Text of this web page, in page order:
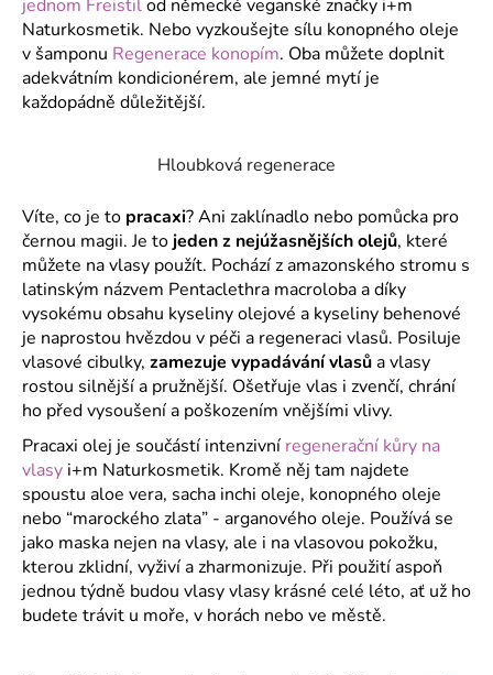
jednom Freistilod německé veganské značky i+m
Naturkosmetik. Nebo vyzkoušejte sílu konopného oleje
v šamponu Regenerace konopím. Oba můžete doplnit
adekvátním kondicionérem, ale jemné mytí je
každopádně důležitější.
Hloubková regenerace
Víte, co je to pracaxi? Ani zaklínadlo nebo pomůcka pro
černou magii. Je to jeden z nejúžasnějších olejů, které
můžete na vlasy použít. Pochází z amazonského stromu s
latinským názvem Pentaclethra macroloba a díky
vysokému obsahu kyseliny olejové a kyseliny behenové
je naprostou hvězdou v péči a regeneraci vlasů. Posiluje
vlasové cibulky, zamezuje vypadávání vlasůa vlasy
rostou silnější a pružnější. Ošetřuje vlas i zvenčí, chrání
ho před vysoušení a poškozením vnějšími vlivy.
Pracaxi olej je součástí intenzivní regenerační kůry na
vlasy i+m Naturkosmetik. Kromě něj tam najdete
spoustu aloe vera, sacha inchi oleje, konopného oleje
nebo “marockého zlata” - arganového oleje. Používá se
jako maska nejen na vlasy, ale i na vlasovou pokožku,
kterou zklidní, vyživí a zharmonizuje. Při použití aspoň
jednou týdně budou vlasy vlasy krásné celé léto, ať už ho
budete trávit u moře, v horách nebo ve městě.